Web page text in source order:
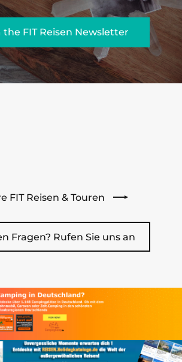
the FIT Reisen Newsletter
FIT Reisen & Touren
Fragen? Rufen Sie uns an